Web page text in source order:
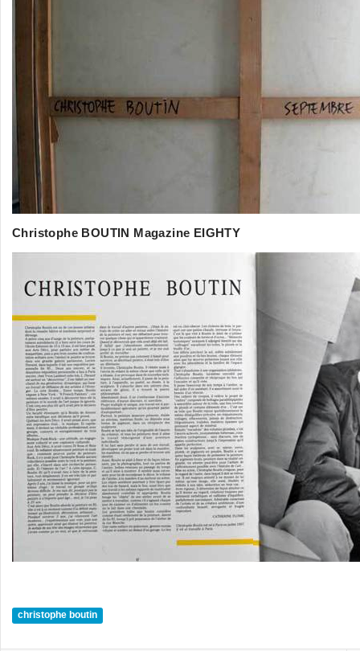
Christophe BOUTIN Magazine EIGHTY
christophe boutin